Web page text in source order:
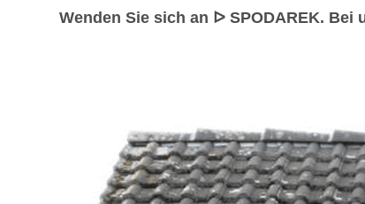
Wenden Sie sich an ᐅ SPODAREK.